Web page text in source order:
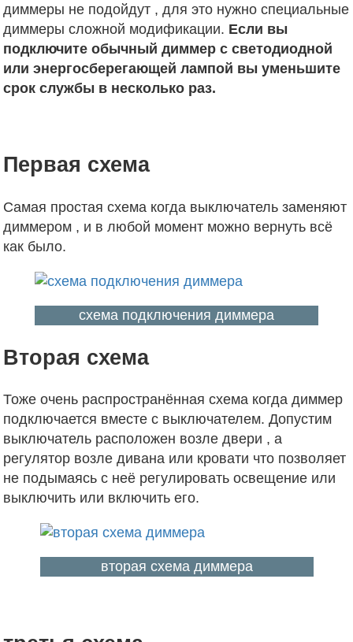
диммеры не подойдут , для это нужно специальные
диммеры сложной модификации. Если вы
подключите обычный диммер с светодиодной
или энергосберегающей лампой вы уменьшите
срок службы в несколько раз.
Первая схема
Самая простая схема когда выключатель заменяют
диммером , и в любой момент можно вернуть всё
как было.
схема подключения диммера
Вторая схема
Тоже очень распространённая схема когда диммер
подключается вместе с выключателем. Допустим
выключатель расположен возле двери , а
регулятор возле дивана или кровати что позволяет
не подымаясь с неё регулировать освещение или
выключить или включить его.
вторая схема диммера